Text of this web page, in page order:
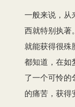
一般来说，从
西就特别执著
就能获得很殊
都知道，在如
了一个可怜的
的痛苦，获得